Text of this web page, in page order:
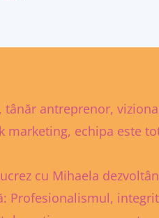
tânăr antreprenor,
marketing, echipa este
cu Mihaela
Profesionalismul,